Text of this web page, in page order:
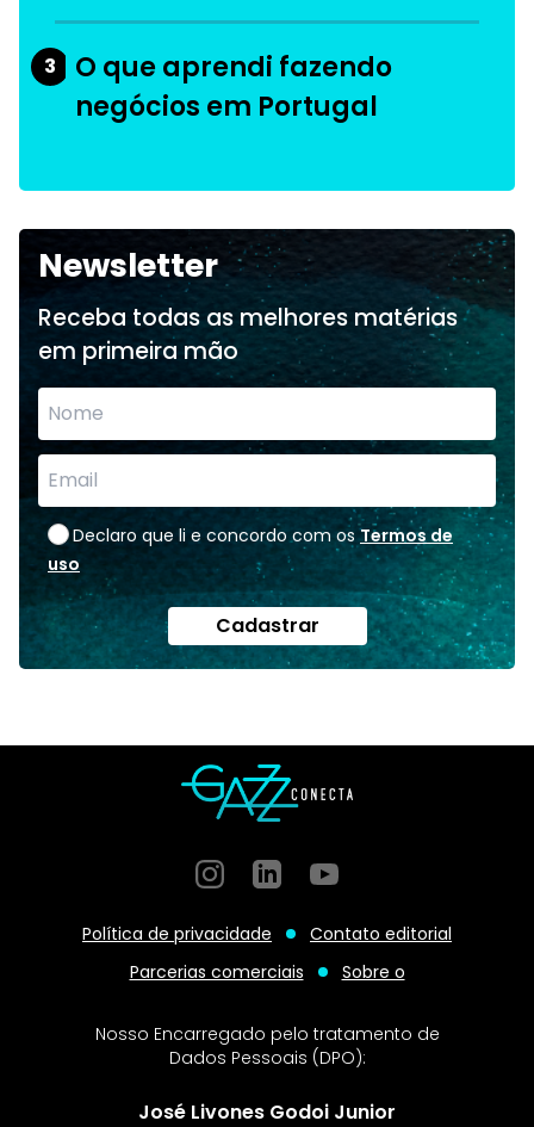
3
O que aprendi fazendo
negócios em Portugal
Newsletter
Receba todas as melhores matérias
em primeira mão
Declaro que li e concordo com os Termos de
uso
Cadastrar
InstagramGitHubGitHub
Política de privacidade
Contato editorial
Parcerias comerciais
Sobre o
Nosso Encarregado pelo tratamento de
Dados Pessoais (DPO):
José Livones Godoi Junior